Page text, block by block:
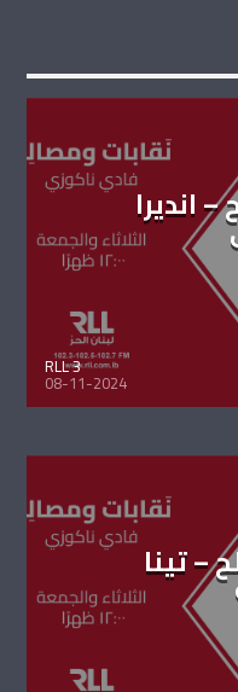
انديرا
RLL 3
08-11-2024
– تينا